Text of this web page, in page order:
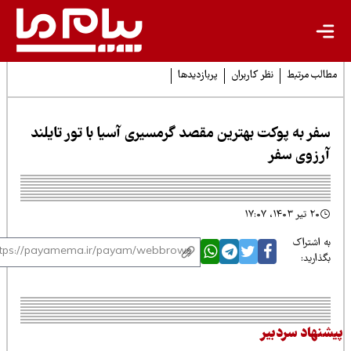
مرتبط نظر کاربران پربازدیدها
به پوکت بهترین مقصد گرمسیری آسیا با تور تایلند
سفر
اشتراک
سردبیر